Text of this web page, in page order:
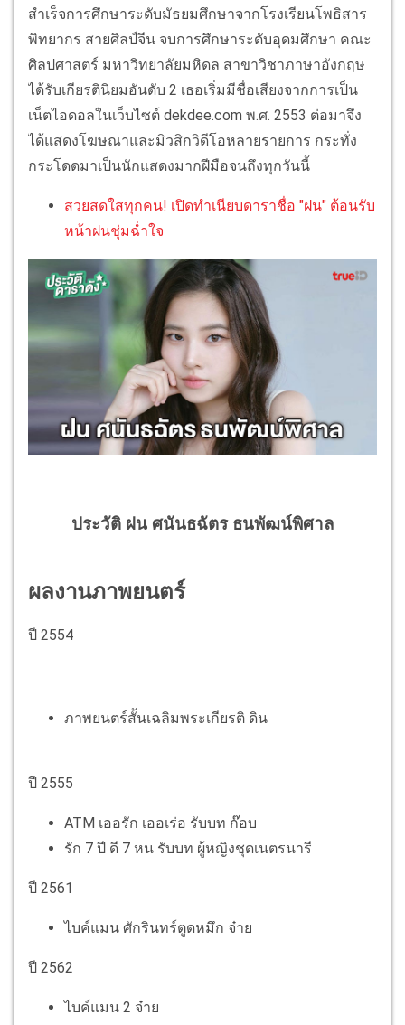
สำเร็จการศึกษาระดับมัธยมศึกษาจากโรงเรียนโพธิสาร
พิทยากร สายศิลป์จีน จบการศึกษาระดับอุดมศึกษา คณะ
ศิลปศาสตร์ มหาวิทยาลัยมหิดล สาขาวิชาภาษาอังกฤษ
ได้รับเกียรตินิยมอันดับ 2 เธอเริ่มมีชื่อเสียงจากการเป็น
เน็ตไอดอลในเว็บไซต์ dekdee.com พ.ศ. 2553 ต่อมาจึง
ได้แสดงโฆษณาและมิวสิกวิดีโอหลายรายการ กระทั่ง
กระโดดมาเป็นนักแสดงมากฝีมือจนถึงทุกวันนี้
สวยสดใสทุกคน! เปิดทำเนียบดาราชื่อ "ฝน" ต้อนรับ
หน้าฝนชุ่มฉ่ำใจ
ประวัติ ฝน ศนันธฉัตร ธนพัฒน์พิศาล
ผลงานภาพยนตร์
ปี 2554
ภาพยนตร์สั้นเฉลิมพระเกียรติ ดิน
ปี 2555
ATM เออรัก เออเร่อ รับบท ก๊อบ
รัก 7 ปี ดี 7 หน รับบท ผู้หญิงชุดเนตรนารี
ปี 2561
ไบค์แมน ศักรินทร์ตูดหมึก จ๋าย
ปี 2562
ไบค์แมน 2 จ๋าย